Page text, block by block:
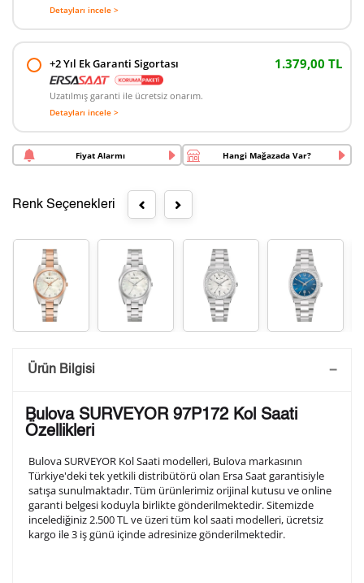
Detayları incele >
+2 Yıl Ek Garanti Sigortası 1.379,00 TL
Uzatılmış garanti ile ücretsiz onarım.
Detayları incele >
Fiyat Alarmı Hangi Mağazada Var?
Renk Seçenekleri
Saatini Kişiselleştir
arka kapağına gravür tekniği ile formda belirtmiş
olduğunuz şekilde işlenecektir.
1. Satır
10/ 10
2. Satır
Ürün Bilgisi
Bulova SURVEYOR 97P172 Kol Saati
Özellikleri
Bulova SURVEYOR Kol Saati modelleri, Bulova markasının
Türkiye'deki tek yetkili distribütörü olan Ersa Saat garantisiyle
satışa sunulmaktadır. Tüm ürünlerimiz orijinal kutusu ve online
garanti belgesi koduyla birlikte gönderilmektedir. Sitemizde
incelediğiniz 2.500 TL ve üzeri tüm kol saati modelleri, ücretsiz
kargo ile 3 iş günü içinde adresinize gönderilmektedir.